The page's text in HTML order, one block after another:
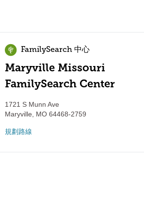
FamilySearch 中心
Maryville Missouri
FamilySearch Center
1721 S Munn Ave
Maryville
MO 64468-2759
規劃路線